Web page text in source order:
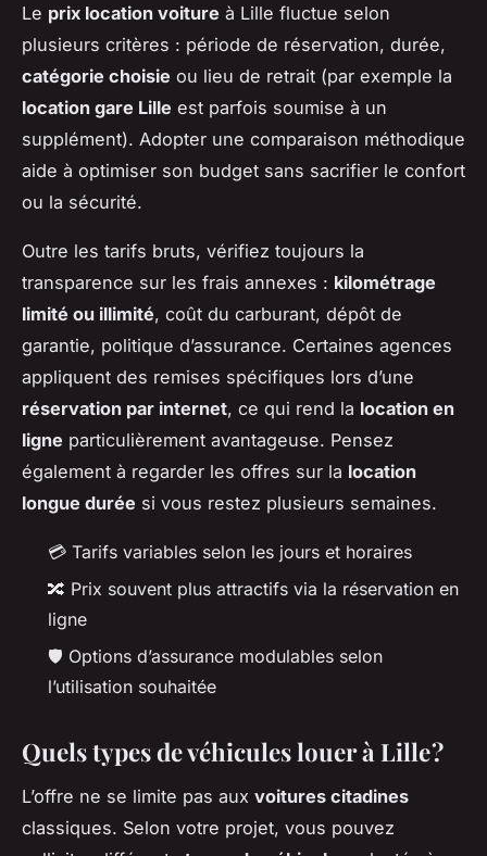
Le prix location voiture à Lille fluctue selon
plusieurs critères : période de réservation, durée,
catégorie choisie ou lieu de retrait (par exemple la
location gare Lille est parfois soumise à un
supplément). Adopter une comparaison méthodique
aide à optimiser son budget sans sacrifier le confort
ou la sécurité.
Outre les tarifs bruts, vérifiez toujours la
transparence sur les frais annexes : kilométrage
limité ou illimité, coût du carburant, dépôt de
garantie, politique d’assurance. Certaines agences
appliquent des remises spécifiques lors d’une
réservation par internet, ce qui rend la location en
ligne particulièrement avantageuse. Pensez
également à regarder les offres sur la location
longue durée si vous restez plusieurs semaines.
💳 Tarifs variables selon les jours et horaires
🔀 Prix souvent plus attractifs via la réservation en
ligne
🛡️ Options d’assurance modulables selon
l’utilisation souhaitée
Quels types de véhicules louer à Lille ?
L’offre ne se limite pas aux voitures citadines
classiques. Selon votre projet, vous pouvez